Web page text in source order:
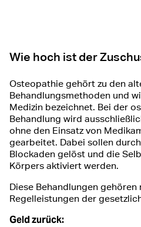
Wie hoch ist der
Osteopathie gehört zu den
Behandlungsmethoden und
Medizin bezeichnet. Bei der
Behandlung wird
ohne den Einsatz von
gearbeitet. Dabei sollen
Blockaden gelöst und die
Körpers aktiviert werden.
Diese Behandlungen gehören
Regelleistungen der
Geld zurück: